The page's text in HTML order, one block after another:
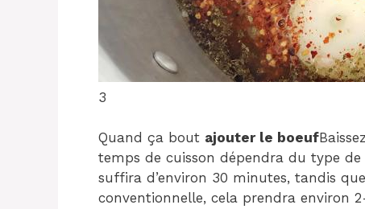
3
Quand ça bout ajouter le boeuf
temps de cuisson dépendra du type
suffira d’environ 30 minutes, tandis
conventionnelle, cela prendra environ